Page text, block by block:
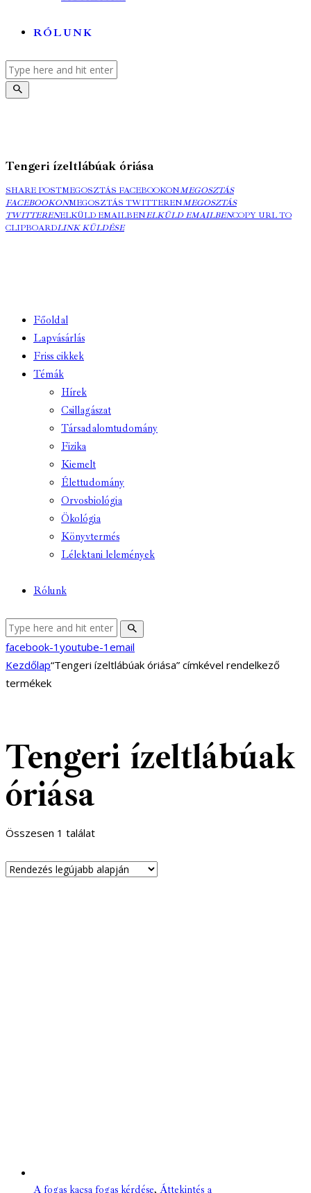
RÓLUNK
Tengeri ízeltlábúak óriása
SHARE POSTMEGOSZTÁS FACEBOOKONMEGOSZTÁS
FACEBOOKONMEGOSZTÁS TWITTERENMEGOSZTÁS
TWITTERENELKÜLD EMAILBENELKÜLD EMAILBENCOPY URL TO
CLIPBOARDLINK KÜLDÉSE
Főoldal
Lapvásárlás
Friss cikkek
Témák
Hírek
Csillagászat
Társadalomtudomány
Fizika
Kiemelt
Élettudomány
Orvosbiológia
Ökológia
Könyvtermés
Lélektani lelemények
Rólunk
facebook-1 youtube-1 email
Kezdőlap“Tengeri ízeltlábúak óriása” címkével rendelkező
termékek
Tengeri ízeltlábúak
óriása
Összesen 1 találat
A fogas kacsa fogas kérdése, Áttekintés a